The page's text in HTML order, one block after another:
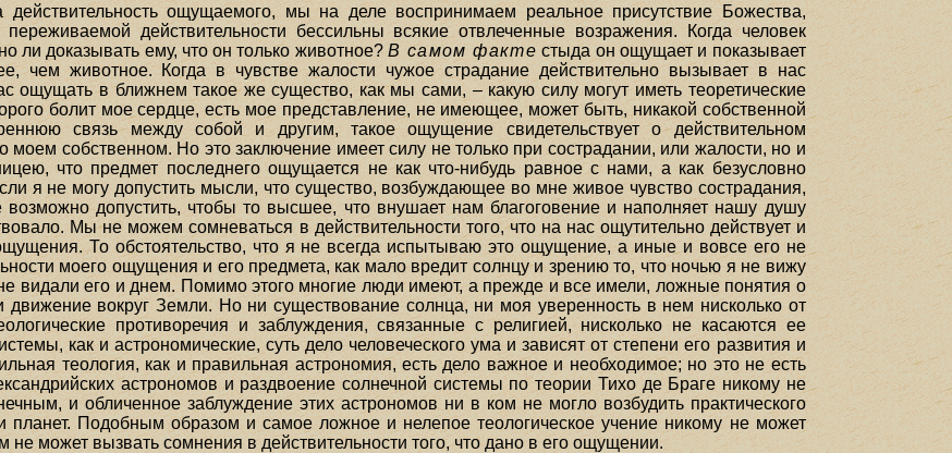
ощущаемого, мы на деле воспринимаем реальное присутствие Божества,
действительности бессильны всякие отвлеченные возражения. Когда человек
ли доказывать ему, что он только животное?В самом факте стыда он ощущает и показывает
чем животное. Когда в чувстве жалости чужое страдание действительно вызывает в нас
ощущать в ближнем такое же существо, как мы сами, – какую силу могут иметь теоретические
болит мое сердце, есть мое представление, не имеющее, может быть, никакой собственной
связь между собой и другим, такое ощущение свидетельствует о действительном
моем собственном. Но это заключение имеет силу не только при сострадании, или жалости, но и
что предмет последнего ощущается не как что-нибудь равное с нами, а как безусловно
я не могу допустить мысли, что существо, возбуждающее во мне живое чувство сострадания,
допустить, чтобы то высшее, что внушает нам благоговение и наполняет нашу душу
Мы не можем сомневаться в действительности того, что на нас ощутительно действует и
То обстоятельство, что я не всегда испытываю это ощущение, а иные и вовсе его не
моего ощущения и его предмета, как мало вредит солнцу и зрению то, что ночью я не вижу
видали его и днем. Помимо этого многие люди имеют, а прежде и все имели, ложные понятия о
вокруг Земли. Но ни существование солнца, ни моя уверенность в нем нисколько от
противоречия и заблуждения, связанные с религией, нисколько не касаются ее
как и астрономические, суть дело человеческого ума и зависят от степени его развития и
теология, как и правильная астрономия, есть дело важное и необходимое; но это не есть
астрономов и раздвоение солнечной системы по теории Тихо де Браге никому не
и обличенное заблуждение этих астрономов ни в ком не могло возбудить практического
планет. Подобным образом и самое ложное и нелепое теологическое учение никому не может
может вызвать сомнения в действительности того, что дано в его ощущении.